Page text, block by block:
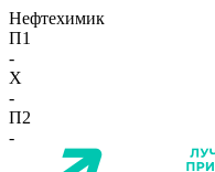
Нефтехимик
П1
-
X
-
П2
-